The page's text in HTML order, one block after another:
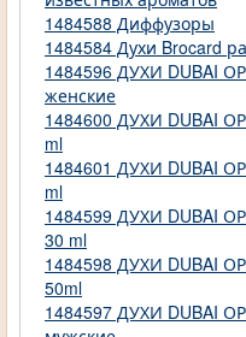
1484588 Диффузоры
1484584 Духи Brocard
1484596 ДУХИ DUBAI
женские
1484600 ДУХИ DUBAI
ml
1484601 ДУХИ DUBAI
ml
1484599 ДУХИ DUBAI
30 ml
1484598 ДУХИ DUBAI
50ml
1484597 ДУХИ DUBAI